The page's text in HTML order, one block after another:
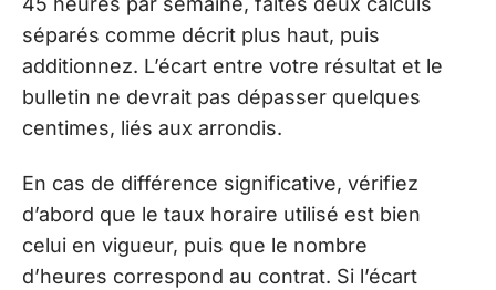
séparés comme décrit plus haut, puis
additionnez. L’écart entre votre résultat et le
bulletin ne devrait pas dépasser quelques
centimes, liés aux arrondis.
En cas de différence significative, vérifiez
d’abord que le taux horaire utilisé est bien
celui en vigueur, puis que le nombre
d’heures correspond au contrat. Si l’écart